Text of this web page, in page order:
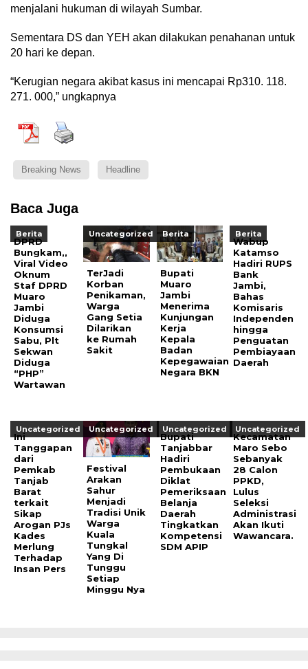
menjalani hukuman di wilayah Sumbar.
Sementara DS dan YEH akan dilakukan penahanan untuk
20 hari ke depan.
“Kerugian negara akibat kasus ini mencapai Rp310. 118.
271. 000,” ungkapnya
Breaking News Headline
Baca Juga
Berita
DPRD
Bungkam,,
Viral Video
Oknum
Staf DPRD
Muaro
Jambi
Diduga
Konsumsi
Sabu, Plt
Sekwan
Diduga
“PHP”
Wartawan
Uncategorized
TerJadi
Korban
Penikaman,
Warga
Gang Setia
Dilarikan
ke Rumah
Sakit
Berita
Bupati
Muaro
Jambi
Menerima
Kunjungan
Kerja
Kepala
Badan
Kepegawaian
Negara BKN
Berita
Wabup
Katamso
Hadiri RUPS
Bank
Jambi,
Bahas
Komisaris
Independen
hingga
Penguatan
Pembiayaan
Daerah
Uncategorized
Ini
Tanggapan
dari
Pemkab
Tanjab
Barat
terkait
Sikap
Arogan PJs
Kades
Merlung
Terhadap
Insan Pers
Uncategorized
Festival
Arakan
Sahur
Menjadi
Tradisi Unik
Warga
Kuala
Tungkal
Yang Di
Tunggu
Setiap
Minggu Nya
Uncategorized
Bupati
Tanjabbar
Hadiri
Pembukaan
Diklat
Pemeriksaan
Belanja
Daerah
Tingkatkan
Kompetensi
SDM APIP
Uncategorized
Kecamatan
Maro Sebo
Sebanyak
28 Calon
PPKD,
Lulus
Seleksi
Administrasi
Akan Ikuti
Wawancara.